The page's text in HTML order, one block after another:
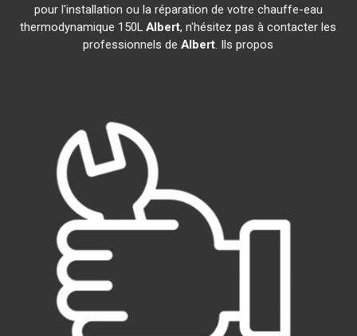
pour l'installation ou la réparation de votre chauffe-eau
thermodynamique 150LAlbert, n'hésitez pas à contacter les
professionnels deAlbert. Ils propos